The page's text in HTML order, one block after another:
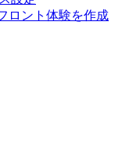
ロント体験を作成